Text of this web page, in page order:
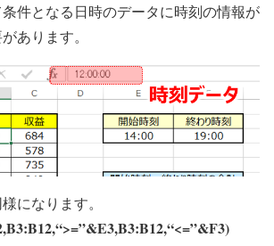
件となる日時のデータに時刻の情報が
あります。
になります。
,B3:B12,“>=”&E3,B3:B12,“<=”&F3)